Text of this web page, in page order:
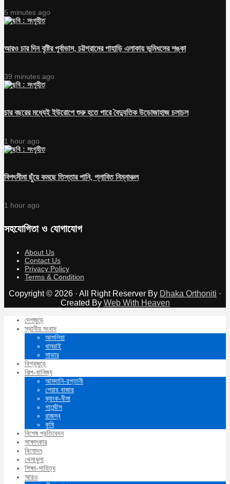
5 minutes ago
আরও চার দিন বৃষ্টির পূর্বাভাস, চট্টগ্রামের পাহাড়ি এলাকায় ভূমিধসের শঙ্কা
39 minutes ago
চার বছরের মধ্যেই ইউরোপে শুরু হতে পারে বৈদ্যুতিক উড়োজাহাজ চলাচল
1 hour ago
বিপৎসীমা ছুঁয়ে কমছে তিস্তার পানি, প্লাবিত নিম্নাঞ্চল
1 hour ago
সহযোগিতা ও যোগাযোগ
About Us
Contact Us
Privacy Policy
Terms & Condition
Copyright © 2026 · All Right Reserver By Dhaka Orthoniti ·
Created By Web With Heaven
দেশজুড়ে
স্থানীয় সংবাদ
আশুলিয়া
ধামরাই
সাভার
বিশ্বজুড়ে
শিল্প-বানিজ্য
আমদানি-রপ্তানী
শেয়ার বাজার
ব্যাংক-বীমা
গার্মেন্টস
রাজস্ব
কৃষি
বিশেষ প্রতিবেদন
সাক্ষাৎকার
বিনোদন
খেলাধুলা
শিক্ষা-সাহিত্য
আরও